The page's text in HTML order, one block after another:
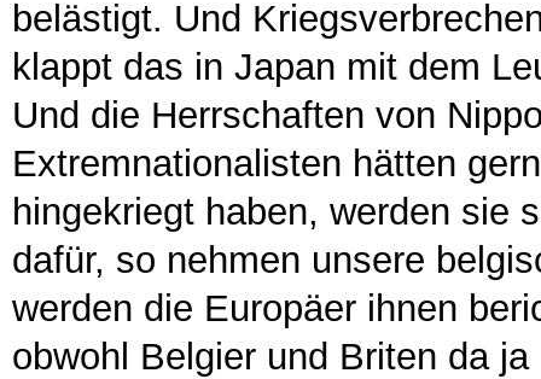
belästigt. Und
klappt das in Japan mit dem
Und die Herrschaften von
Extremnationalisten hätten
hingekriegt haben, werden sie
dafür, so nehmen unsere
werden die Europäer ihnen
obwohl Belgier und Briten da